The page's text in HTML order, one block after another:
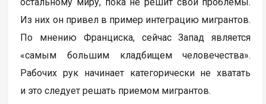
Из них он привел в пример интеграцию мигрантов.
По мнению Франциска, сейчас Запад является
«самым большим кладбищем человечества».
Рабочих рук начинает категорически не хватать
и это следует решать приемом мигрантов.